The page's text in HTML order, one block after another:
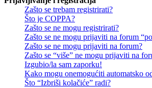
Zašto se trebam registrirati?
Što je COPPA?
Zašto se ne mogu registrirati?
Zašto se ne mogu prijaviti na forum
Zašto se ne mogu prijaviti na forum?
Zašto se “više” ne mogu prijaviti na
Izgubio/la sam zaporku!
Kako mogu onemogućiti automatsko
Što “Izbriši kolačiće” radi?